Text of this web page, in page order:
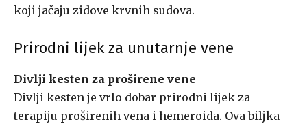
koji jačaju zidove krvnih sudova.
Prirodni lijek za unutarnje vene
Divlji kesten za proširene vene
Divlji kesten je vrlo dobar prirodni lijek za
terapiju proširenih vena i hemeroida. Ova biljka